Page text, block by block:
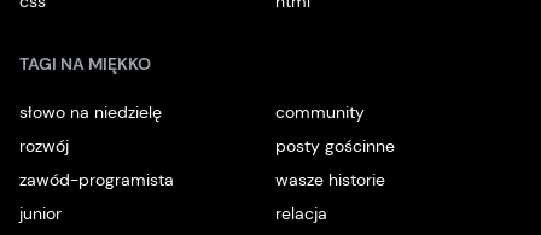
TAGI NA MIĘKKO
słowo na niedzielę
community
rozwój
posty gościnne
zawód-programista
wasze historie
junior
relacja